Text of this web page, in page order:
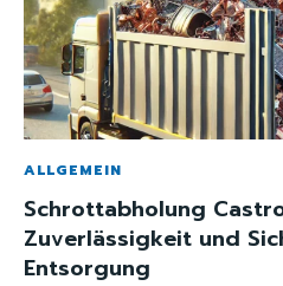
ALLGEMEIN
Schrottabholung
Zuverlässigkeit und
Entsorgung